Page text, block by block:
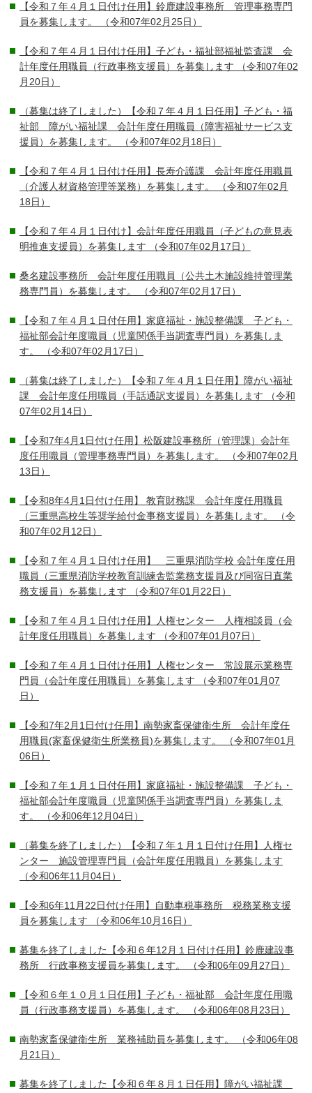
【令和７年４月１日付け任用】鈴鹿建設事務所 管理事務専門
員を募集します。
（令和07年02月25日）
【令和７年４月１日付け任用】子ども・福祉部福祉監査課 会
計年度任用職員（行政事務支援員）を募集します （令和07年02
月20日）
（募集は終了しました）【令和７年４月１日任用】子ども・福
祉部 障がい福祉課 会計年度任用職員（障害福祉サービス支
援員）を募集します。
（令和07年02月18日）
【令和７年４月１日付け任用】長寿介護課 会計年度任用職員
（介護人材資格管理等業務）を募集します。
（令和07年02月
18日）
【令和７年４月１日付け】会計年度任用職員（子どもの意見表
明推進支援員）を募集します （令和07年02月17日）
桑名建設事務所 会計年度任用職員（公共土木施設維持管理業
務専門員）を募集します。
（令和07年02月17日）
【令和７年４月１日付任用】家庭福祉・施設整備課 子ども・
福祉部会計年度職員（児童関係手当調査専門員）を募集しま
す。
（令和07年02月17日）
（募集は終了しました）【令和７年４月１日任用】障がい福祉
課 会計年度任用職員（手話通訳支援員）を募集します （令和
07年02月14日）
【令和7年4月1日付け任用】松阪建設事務所（管理課）会計年
度任用職員（管理事務専門員）を募集します。
（令和07年02月
13日）
【令和8年4月1日付け任用】 教育財務課 会計年度任用職員
（三重県高校生等奨学給付金事務支援員）を募集します。
（令
和07年02月12日）
【令和７年４月１日付け任用】 三重県消防学校 会計年度任用
職員（三重県消防学校教育訓練舎監業務支援員及び同宿日直業
務支援員）を募集します （令和07年01月22日）
【令和７年４月１日付け任用】人権センター 人権相談員（会
計年度任用職員）を募集します （令和07年01月07日）
【令和７年４月１日付け任用】人権センター 常設展示業務専
門員（会計年度任用職員）を募集します （令和07年01月07
日）
【令和7年2月1日付け任用】南勢家畜保健衛生所 会計年度任
用職員(家畜保健衛生所業務員)を募集します。
（令和07年01月
06日）
【令和７年１月１日付任用】家庭福祉・施設整備課 子ども・
福祉部会計年度職員（児童関係手当調査専門員）を募集しま
す。
（令和06年12月04日）
（募集を終了しました）【令和７年１月１日付け任用】人権セ
ンター 施設管理専門員（会計年度任用職員）を募集します
（令和06年11月04日）
【令和6年11月22日付け任用】自動車税事務所 税務業務支援
員を募集します （令和06年10月16日）
募集を終了しました【令和６年12月１日付け任用】鈴鹿建設事
務所 行政事務支援員を募集します。
（令和06年09月27日）
【令和６年１０月１日任用】子ども・福祉部 会計年度任用職
員（行政事務支援員）を募集します。
（令和06年08月23日）
南勢家畜保健衛生所 業務補助員を募集します。
（令和06年08
月21日）
募集を終了しました【令和６年８月１日任用】障がい福祉課